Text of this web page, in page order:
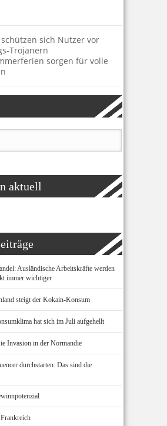
schützen sich Nutzer vor
Trojanern
sorgen für volle
aktuell
Ausländische Arbeitskräfte werden
immer wichtiger
steigt der Kokain-Konsum
hat sich im Juli aufgehellt
Invasion in der Normandie
durchstarten: Das sind die
Frankreich